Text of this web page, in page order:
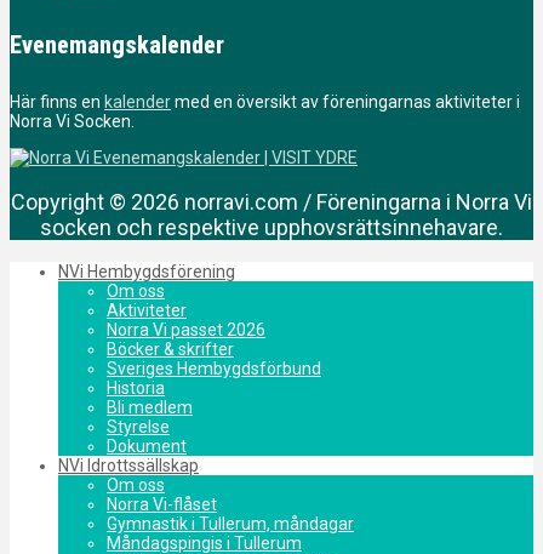
Evenemangskalender
Här finns en kalendermed en översikt av föreningarnas aktiviteter i
Norra Vi Socken.
Copyright © 2026 norravi.com / Föreningarna i Norra Vi
socken och respektive upphovsrättsinnehavare.
NVi Hembygdsförening
Om oss
Aktiviteter
Norra Vi passet 2026
Böcker & skrifter
Sveriges Hembygdsförbund
Historia
Bli medlem
Styrelse
Dokument
NVi Idrottssällskap
Om oss
Norra Vi-flåset
Gymnastik i Tullerum, måndagar
Måndagspingis i Tullerum